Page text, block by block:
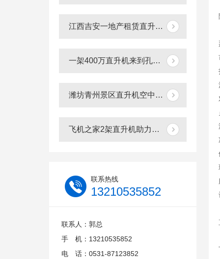
江西吉安一地产租赁直升机带富豪空中看别墅
一架400万直升机来到孔孟之乡曲阜航空科普
潍坊青州景区直升机空中游览现场人山人海
飞机之家2架直升机助力中蒙俄经贸合作
联系热线
13210535852
联系人：郭总
手 机：13210535852
电 话：0531-87123852